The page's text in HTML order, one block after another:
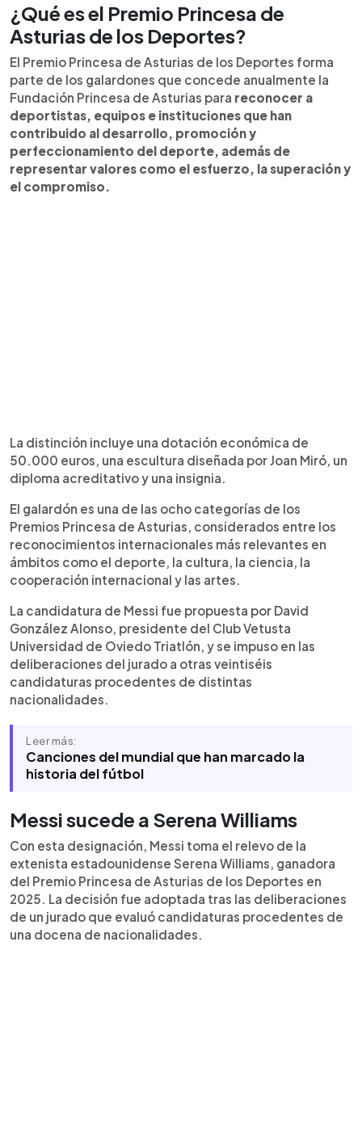
¿Qué es el Premio Princesa de
Asturias de los Deportes?
El Premio Princesa de Asturias de los Deportes forma
parte de los galardones que concede anualmente la
Fundación Princesa de Asturias para reconocer a
deportistas, equipos e instituciones que han
contribuido al desarrollo, promoción y
perfeccionamiento del deporte, además de
representar valores como el esfuerzo, la superación y
el compromiso.
La distinción incluye una dotación económica de
50.000 euros, una escultura diseñada por Joan Miró, un
diploma acreditativo y una insignia.
El galardón es una de las ocho categorías de los
Premios Princesa de Asturias, considerados entre los
reconocimientos internacionales más relevantes en
ámbitos como el deporte, la cultura, la ciencia, la
cooperación internacional y las artes.
La candidatura de Messi fue propuesta por David
González Alonso, presidente del Club Vetusta
Universidad de Oviedo Triatlón, y se impuso en las
deliberaciones del jurado a otras veintiséis
candidaturas procedentes de distintas
nacionalidades.
Leer más:
Canciones del mundial que han marcado la
historia del fútbol
Messi sucede a Serena Williams
Con esta designación, Messi toma el relevo de la
extenista estadounidense Serena Williams, ganadora
del Premio Princesa de Asturias de los Deportes en
2025. La decisión fue adoptada tras las deliberaciones
de un jurado que evaluó candidaturas procedentes de
una docena de nacionalidades.